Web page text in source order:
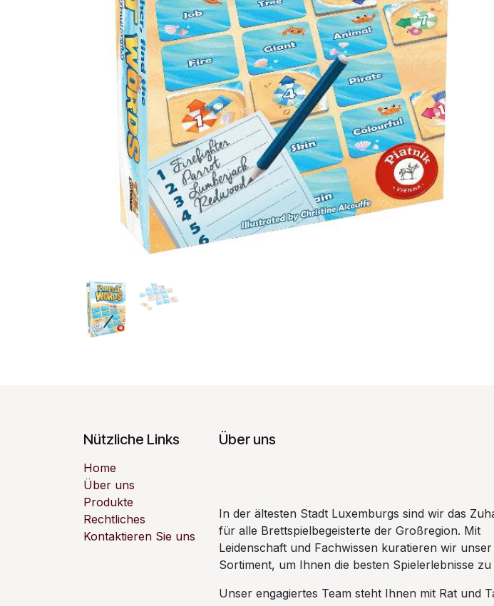
Nützliche Links
Home
Über uns
Produkte
Rechtliches
Kontaktieren Sie uns
Über uns
In der ältesten Stadt Luxemburgs sind wir das
für alle Brettspielbegeisterte der Großregion. Mit
Leidenschaft und Fachwissen kuratieren wir unser
Sortiment, um Ihnen die besten Spielerlebnisse zu
Unser engagiertes Team steht Ihnen mit Rat und